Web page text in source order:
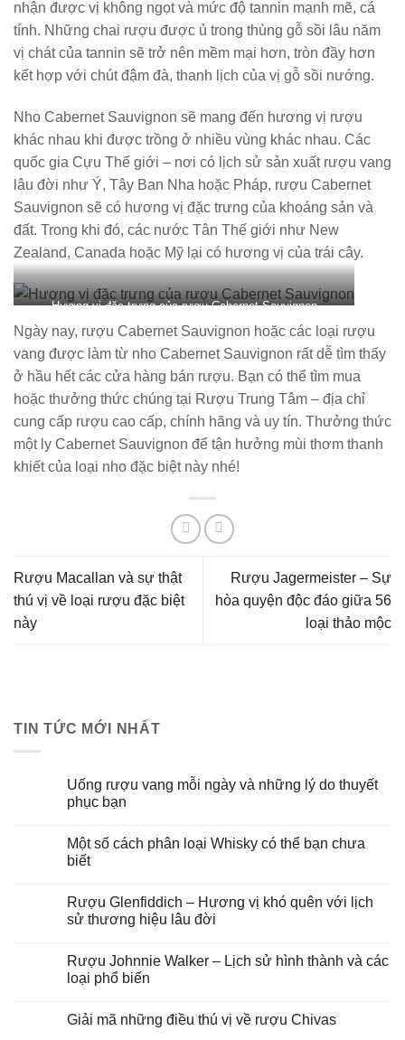
nhận được vị không ngọt và mức độ tannin mạnh mẽ, cá
tính. Những chai rượu được ủ trong thùng gỗ sồi lâu năm
vị chát của tannin sẽ trở nên mềm mại hơn, tròn đầy hơn
kết hợp với chút đậm đà, thanh lịch của vị gỗ sồi nướng.
Nho Cabernet Sauvignon sẽ mang đến hương vị rượu
khác nhau khi được trồng ở nhiều vùng khác nhau. Các
quốc gia Cựu Thế giới – nơi có lịch sử sản xuất rượu vang
lâu đời như Ý, Tây Ban Nha hoặc Pháp, rượu Cabernet
Sauvignon sẽ có hương vị đặc trưng của khoáng sản và
đất. Trong khi đó, các nước Tân Thế giới như New
Zealand, Canada hoặc Mỹ lại có hương vị của trái cây.
Hương vị đặc trưng của rượu Cabernet Sauvignon
Ngày nay, rượu Cabernet Sauvignon hoặc các loại rượu
vang được làm từ nho Cabernet Sauvignon rất dễ tìm thấy
ở hầu hết các cửa hàng bán rượu. Bạn có thể tìm mua
hoặc thưởng thức chúng tại Rượu Trung Tâm – địa chỉ
cung cấp rượu cao cấp, chính hãng và uy tín. Thưởng thức
một ly Cabernet Sauvignon để tận hưởng mùi thơm thanh
khiết của loại nho đặc biệt này nhé!
Rượu Macallan và sự thật
thú vị về loại rượu đặc biệt
này
Rượu Jagermeister – Sự
hòa quyện độc đáo giữa 56
loại thảo mộc
TIN TỨC MỚI NHẤT
Uống rượu vang mỗi ngày và những lý do thuyết
phục bạn
Một số cách phân loại Whisky có thể bạn chưa
biết
Rượu Glenfiddich – Hương vị khó quên với lịch
sử thương hiệu lâu đời
Rượu Johnnie Walker – Lịch sử hình thành và các
loại phổ biến
Giải mã những điều thú vị về rượu Chivas